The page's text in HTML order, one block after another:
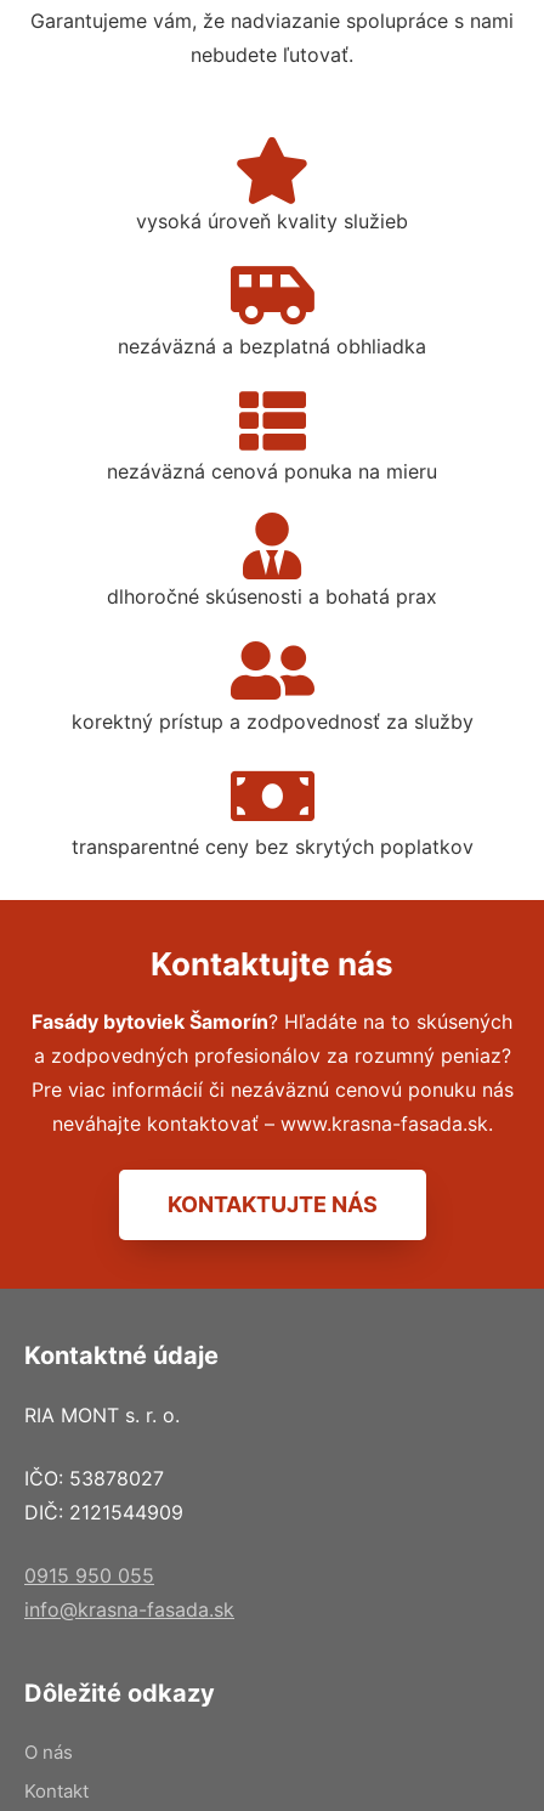
Garantujeme vám, že nadviazanie spolupráce s nami
nebudete ľutovať.
vysoká úroveň kvality služieb
nezáväzná a bezplatná obhliadka
nezáväzná cenová ponuka na mieru
dlhoročné skúsenosti a bohatá prax
korektný prístup a zodpovednosť za služby
transparentné ceny bez skrytých poplatkov
Kontaktujte nás
Fasády bytoviek Šamorín? Hľadáte na to skúsených
a zodpovedných profesionálov za rozumný peniaz?
Pre viac informácií či nezáväznú cenovú ponuku nás
neváhajte kontaktovať – www.krasna-fasada.sk.
KONTAKTUJTE NÁS
Kontaktné údaje
RIA MONT s. r. o.
IČO: 53878027
DIČ: 2121544909
0915 950 055
info@krasna-fasada.sk
Dôležité odkazy
O nás
Kontakt